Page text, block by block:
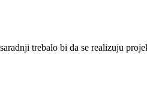
trebalo bi da se realizuju